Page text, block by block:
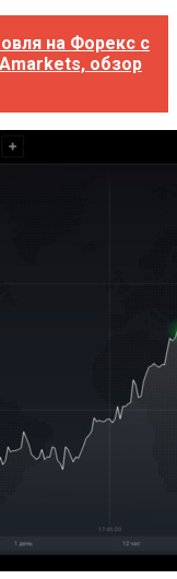
на Форекс с
обзор